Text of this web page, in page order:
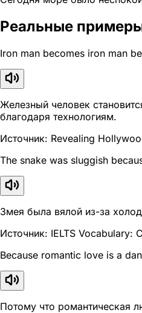
Реальные
Iron man becomes iron man
Железный человек
благодаря технологиям.
Источник: Revealing
The snake was sluggish
Змея была вялой из-за
Источник: IELTS Vocabulary:
Because romantic love is a
Потому что романтическая